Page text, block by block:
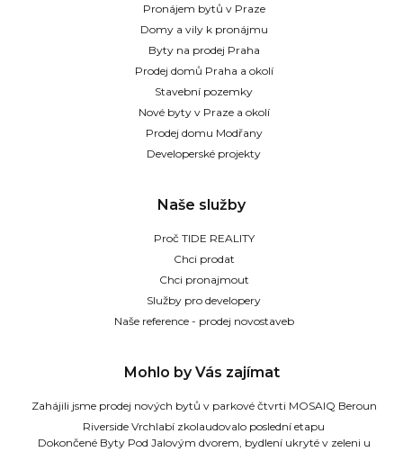
Pronájem bytů v Praze
Domy a vily k pronájmu
Byty na prodej Praha
Prodej domů Praha a okolí
Stavební pozemky
Nové byty v Praze a okolí
Prodej domu Modřany
Developerské projekty
Naše služby
Proč TIDE REALITY
Chci prodat
Chci pronajmout
Služby pro developery
Naše reference - prodej novostaveb
Mohlo by Vás zajímat
Zahájili jsme prodej nových bytů v parkové čtvrti MOSAIQ Beroun
Riverside Vrchlabí zkolaudovalo poslední etapu
Dokončené Byty Pod Jalovým dvorem, bydlení ukryté v zeleni u